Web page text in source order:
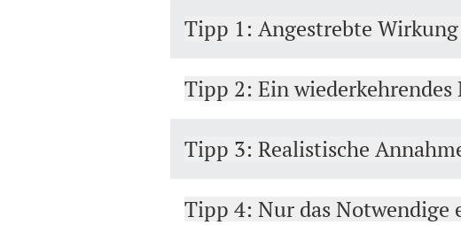
Tipp 1: Angestrebte
Tipp 2: Ein
Tipp 3: Realistische
Tipp 4: Nur das Notwendige